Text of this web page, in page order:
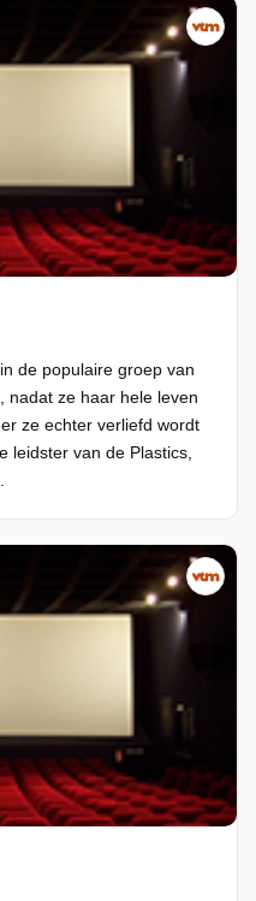
de populaire groep van
nadat ze haar hele leven
ze echter verliefd wordt
leidster van de Plastics,